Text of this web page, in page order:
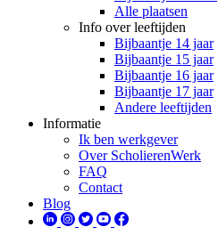
Alle plaatsen
Info over leeftijden
Bijbaantje 14 jaar
Bijbaantje 15 jaar
Bijbaantje 16 jaar
Bijbaantje 17 jaar
Andere leeftijden
Informatie
Ik ben werkgever
Over ScholierenWerk
FAQ
Contact
Blog